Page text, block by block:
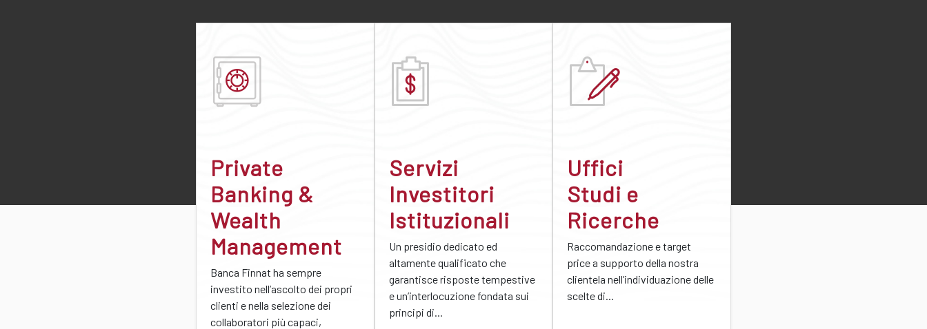
Private
Banking &
Wealth
Management
Banca Finnat ha sempre
investito nell’ascolto dei propri
clienti e nella selezione dei
collaboratori più capaci,
Servizi
Investitori
Istituzionali
Un presidio dedicato ed
altamente qualificato che
garantisce risposte tempestive
e un’interlocuzione fondata sui
principi di...
Uffici
Studi e
Ricerche
Raccomandazione e target
price a supporto della nostra
clientela nell’individuazione delle
scelte di...